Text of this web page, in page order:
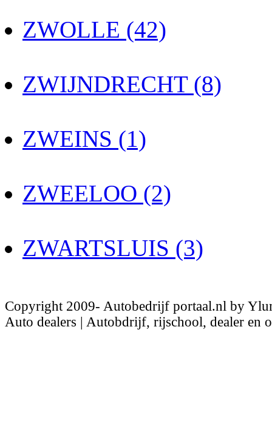
ZWOLLE (42)
ZWIJNDRECHT (8)
ZWEINS (1)
ZWEELOO (2)
ZWARTSLUIS (3)
Copyright 2009- Autobedrijf portaal.nl by
Auto dealers | Autobdrijf, rijschool, dealer en